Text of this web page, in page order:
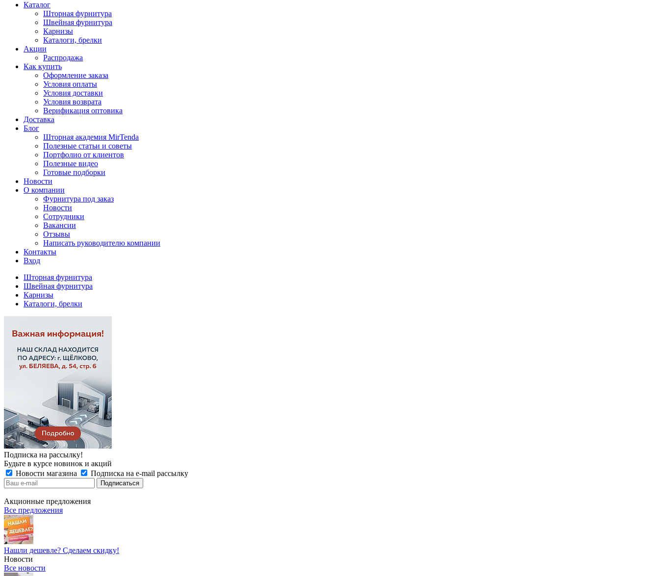
Каталог
Шторная фурнитура
Швейная фурнитура
Карнизы
Каталоги, брелки
Акции
Распродажа
Как купить
Оформление заказа
Условия оплаты
Условия доставки
Условия возврата
Верификация оптовика
Доставка
Блог
Шторная академия MirTenda
Полезные статьи и советы
Портфолио от клиентов
Полезные видео
Готовые подборки
Новости
О компании
Фурнитура под заказ
Новости
Сотрудники
Вакансии
Отзывы
Написать руководителю компании
Контакты
Вход
Шторная фурнитура
Швейная фурнитура
Карнизы
Каталоги, брелки
Подписка на рассылку!
Будьте в курсе новинок и акций
Новости магазина
Подписка на e-mail рассылку
Акционные предложения
Все предложения
Нашли дешевле? Сделаем скидку!
Новости
Все новости